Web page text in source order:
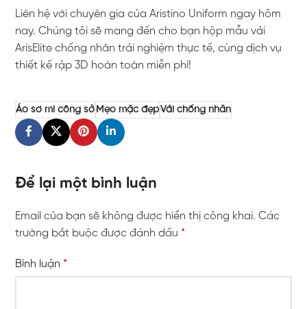
Liên hệ với chuyên gia của Aristino Uniform ngay hôm
nay. Chúng tôi sẽ mang đến cho bạn hộp mẫu vải
ArisElite chống nhăn trải nghiệm thực tế, cùng dịch vụ
thiết kế rập 3D hoàn toàn miễn phí!
Áo sơ mi công sởMẹo mặc đẹpVải chống nhăn
Để lại một bình luận
Email của bạn sẽ không được hiển thị công khai. Các
trường bắt buộc được đánh dấu *
Bình luận *